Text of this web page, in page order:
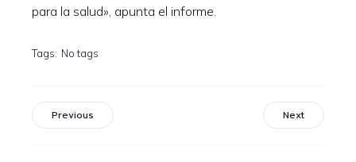
para la salud», apunta el informe.
Tags: No tags
Previous Next